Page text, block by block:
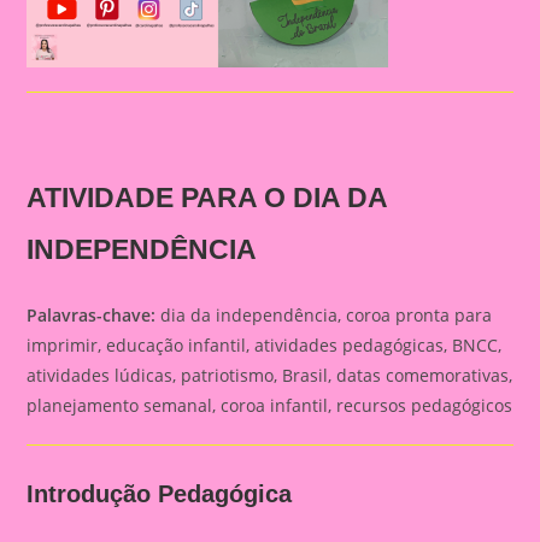
ATIVIDADE PARA O DIA DA
INDEPENDÊNCIA
Palavras-chave: dia da independência, coroa pronta para
imprimir, educação infantil, atividades pedagógicas, BNCC,
atividades lúdicas, patriotismo, Brasil, datas comemorativas,
planejamento semanal, coroa infantil, recursos pedagógicos
Introdução Pedagógica